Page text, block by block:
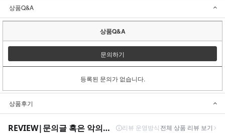
상품Q&A
상품Q&A
문의하기
등록된 문의가 없습니다.
상품후기